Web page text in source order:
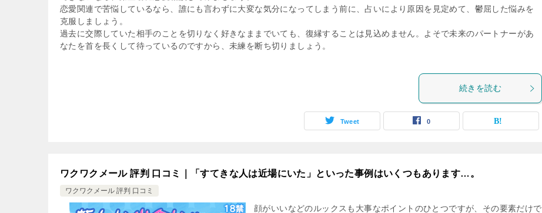
恋愛関連で苦悩しているなら、誰にも言わずに大変な気分になってしまう前に、占いにより原因を見定めて、鬱屈した悩みを
克服しましょう。
過去に交際していた相手のことを切りなく好きなままでいても、復縁することは見込めません。よそで未来のパートナーがあ
なたを首を長くして待っているのですから、未練を断ち切りましょう。
続きを読む
Tweet 0
ワクワクメール 評判 口コミ｜「すてきな人は近場にいた」といった事例はいくつもあります…。
ワクワクメール 評判 口コミ
顔がいいなどのルックスも大事なポイントのひとつですが、その要素だけで